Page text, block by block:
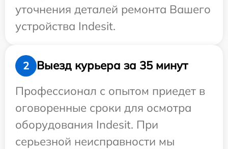
уточнения деталей ремонта Вашего
устройства Indesit.
2
Выезд курьера за 35 минут
Профессионал с опытом приедет в
оговоренные сроки для осмотра
оборудования Indesit. При
серьезной неисправности мы